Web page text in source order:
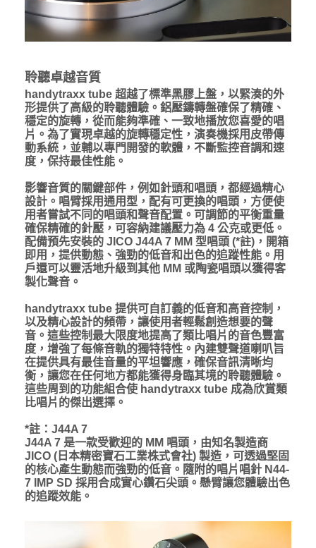
聆聽卓越音質
handytraxx tube 超越了標準黑膠上盤，以緊湊的外
形提供了高級的聆聽體驗。鋁壓鑄轉盤確保了精確、
穩定的旋轉，從而能夠準確、一致地播放您喜愛的唱
片。為了實現卓越的旋轉穩定性，演奏機採用皮帶傳
動系統，並輔以專門開發的軟體，不斷監控音調和速
度，保持最佳性能。
影響音質的關鍵部件，例如針頭和唱頭，都經過精心
設計。唱臂採用通用型，配有可更換的唱頭，方便使
用者嘗試不同的唱頭和聲音配置。可調節的平衡重量
確保精確的針壓，可容納建議壓力為 4 公克或更低。
配備預先安裝的 JICO J44A 7 MM 型唱頭 (*註)，開箱
即用，提供動態、強勁的低音和出色的追蹤性能。用
戶還可以靈活地升級到其他 MM 或陶瓷唱頭以獲得客
製化聲音。
handytraxx tube 提供可自訂義的低音和高音控制，
以及精心設計的頻帶，讓使用者輕鬆創造想要的聲
音。這些控制最大限度地提高了類比唱片的音色豐富
度，增強了每條音軌的獨特特性。內建雙聲道喇叭旨
在提供具有最佳音量的平坦響應，確保音訊清晰均
衡，讓您在任何地方都能獲得身臨其境的聆聽體驗。
這些周到的功能組合使 handytraxx tube 成為欣賞類
比唱片的傑出選擇。
*註：J44A 7
J44A 7 是一款受歡迎的 MM 唱頭，由知名製造商
JICO (日本精密寶石工業株式會社) 製造，可透過堅固
的核心產生動態而強勁的低音。隨附的唱片唱針 N44-
7 IMP SD 採用合成實心鑽石尖頭。懸臂讓您體驗出色
的追蹤效能。